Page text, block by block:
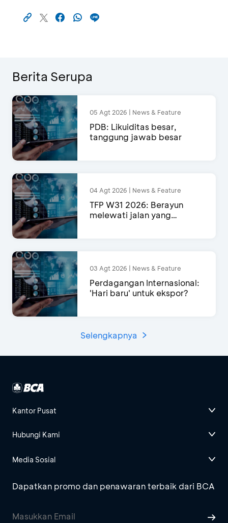
Berita Serupa
05 Agt 2026 | News & Feature
PDB: Likuiditas besar,
tanggung jawab besar
04 Agt 2026 | News & Feature
TFP W31 2026: Berayun
melewati jalan yang
03 Agt 2026 | News & Feature
Perdagangan Internasional:
'Hari baru' untuk ekspor?
Selengkapnya
Kantor Pusat
Hubungi Kami
Media Sosial
Dapatkan promo dan penawaran terbaik dari BCA